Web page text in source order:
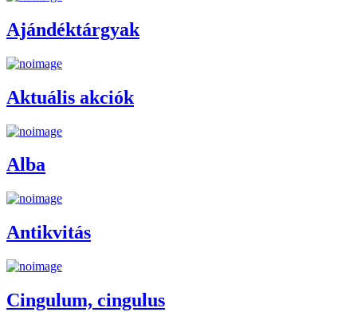
Ajándéktárgyak
Aktuális akciók
Alba
Antikvitás
Cingulum, cingulus